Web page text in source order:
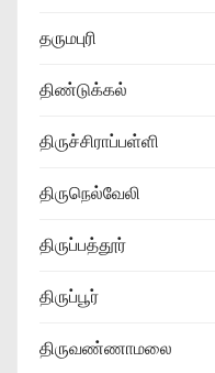
தருமபுரி
திண்டுக்கல்
திருச்சிராப்பள்ளி
திருநெல்வேலி
திருப்பத்தூர்
திருப்பூர்
திருவண்ணாமலை